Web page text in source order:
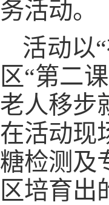
务活动。
活动以
区“第二
老人移步
在活动现
糖检测及
区培育出